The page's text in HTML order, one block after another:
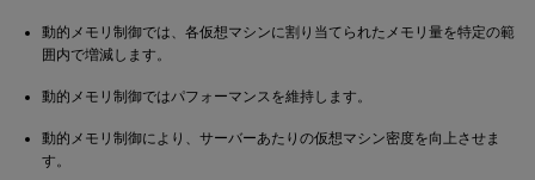
動的メモリ制御では、各仮想マシンに割り当てられたメモリ量を特定の範
囲内で増減します。
動的メモリ制御ではパフォーマンスを維持します。
動的メモリ制御により、サーバーあたりの仮想マシン密度を向上させま
す。